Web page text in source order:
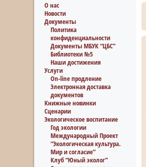
О нас
Новости
Документы
Политика
конфиденциальности
Документы МБУК “ЦБС”
Библиотеки №5
Наши достижения
Услуги
On-line продление
Электронная доставка
документов
Книжные новинки
Сценарии
Экологическое воспитание
Год экологии
Международный Проект
“Экологическая культура.
Мир и согласие”
Клуб “Юный эколог”